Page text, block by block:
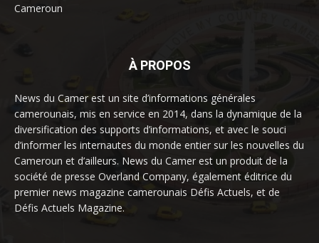
Cameroun
À PROPOS
News du Camer est un site d’informations générales
camerounais, mis en service en 2014, dans la dynamique de la
diversification des supports d’informations, et avec le souci
d’informer les internautes du monde entier sur les nouvelles du
Cameroun et d’ailleurs. News du Camer est un produit de la
société de presse Overland Company, également éditrice du
premier news magazine camerounais Défis Actuels, et de
Défis Actuels Magazine.